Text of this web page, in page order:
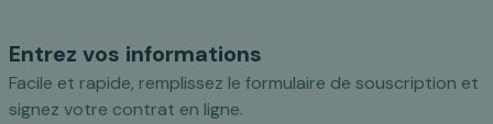
Entrez vos informations
Facile et rapide, remplissez le formulaire de souscription et
signez votre contrat en ligne.